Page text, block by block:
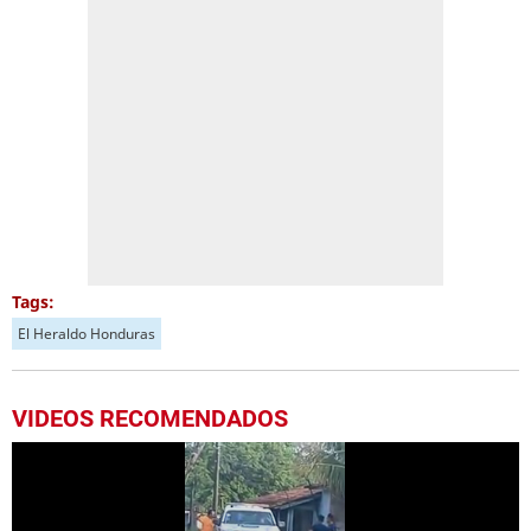
Tags:
El Heraldo Honduras
VIDEOS RECOMENDADOS